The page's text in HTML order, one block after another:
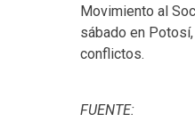
Movimiento al
sábado en
conflictos.
FUENTE: